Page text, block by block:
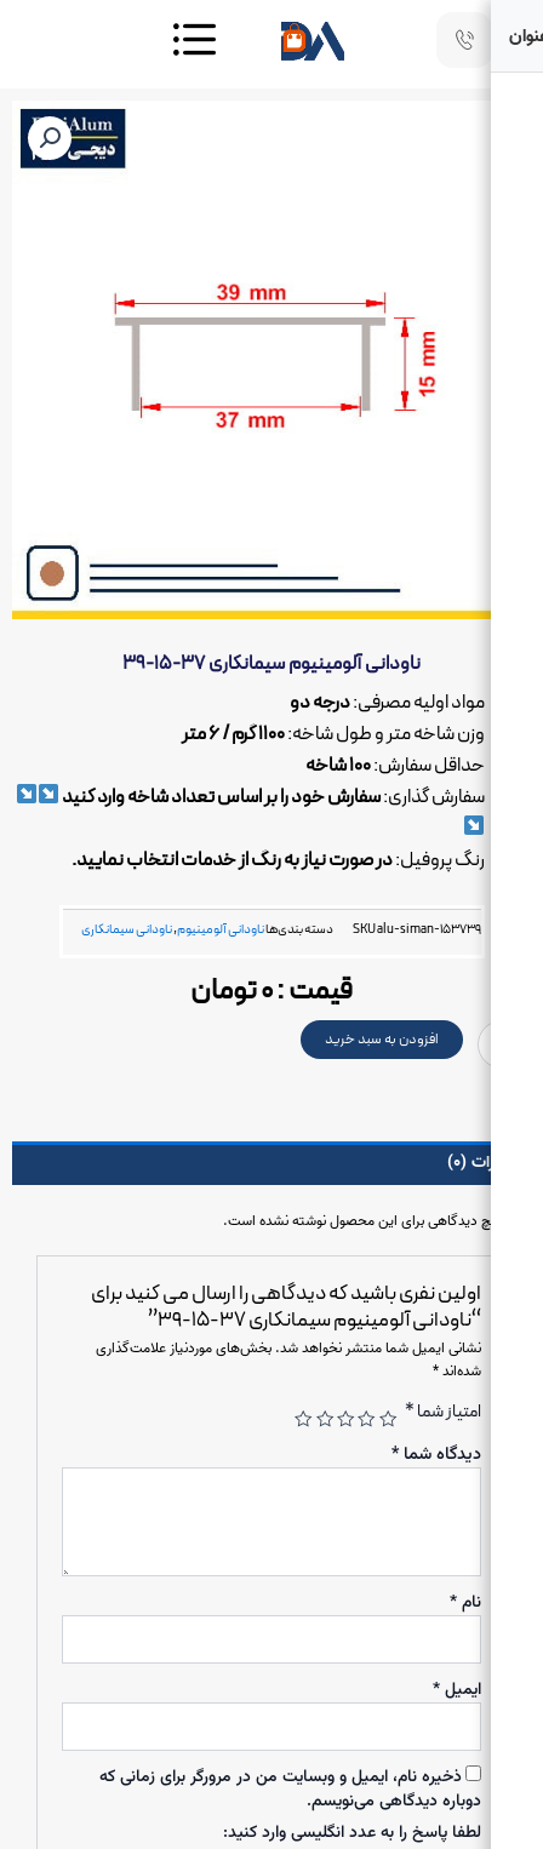
ناودانی آلومینیوم سیمانکاری ۳۷-۱۵-۳۹
مواد اولیه مصرفی:درجه دو
وزن شاخه متر و طول شاخه:۱۱۰۰ گرم / ۶ متر
حداقل سفارش:۱۰۰ شاخه
سفارش گذاری:سفارش خود را بر اساس تعداد شاخه وارد کنید
رنگ پروفیل:در صورت نیاز به رنگ از خدمات انتخاب نمایید.
SKUalu-siman-153739 دسته بندی‌هاناودانی آلومینیوم,ناودانی سیمانکاری
قیمت :۰تومان
افزودن به سبد خرید
دیدگاهی برای این محصول نوشته نشده است.
اولین نفری باشید که دیدگاهی را ارسال می کنید برای
“ناودانی آلومینیوم سیمانکاری ۳۷-۱۵-۳۹”
نشانی ایمیل شما منتشر نخواهد شد.بخش‌های موردنیاز علامت‌گذاری
امتیاز شما*
دیدگاه شما*
ذخیره نام، ایمیل و وبسایت من در مرورگر برای زمانی که
دوباره دیدگاهی می‌نویسم.
لطفا پاسخ را به عدد انگلیسی وارد کنید: